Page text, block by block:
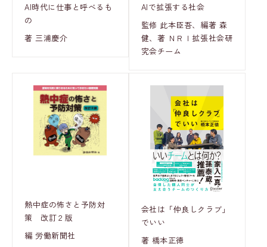
AI時代に仕事と呼べるも
の
著 三浦慶介
AIで拡張する社会
監修 此本臣吾、編著 森
健、著 ＮＲＩ拡張社会研
究会チーム
熱中症の怖さと予防対
策 改訂２版
編 労働新聞社
会社は「仲良しクラブ」
でいい
著 橋本正徳